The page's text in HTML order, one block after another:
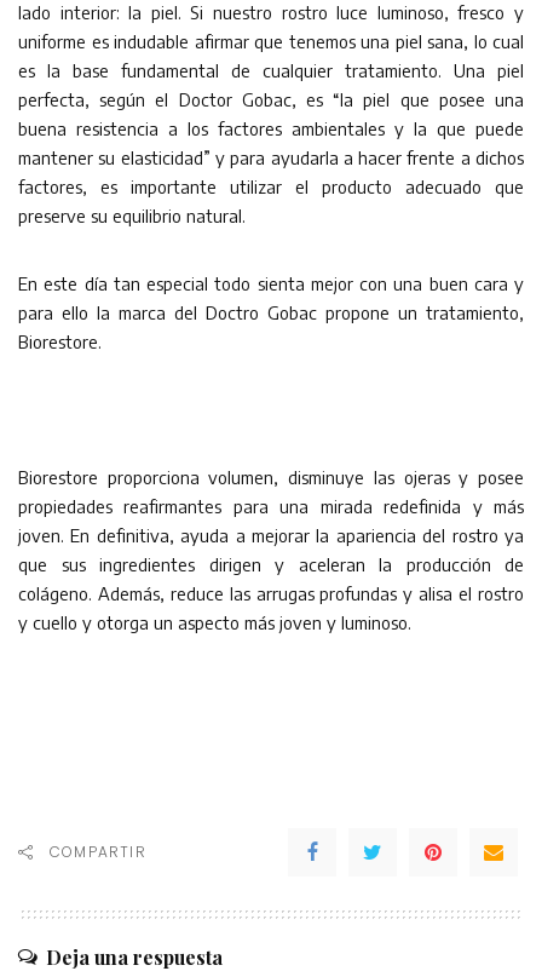
lado interior: la piel. Si nuestro rostro luce luminoso, fresco y
uniforme es indudable afirmar que tenemos una piel sana, lo cual
es la base fundamental de cualquier tratamiento. Una piel
perfecta, según el Doctor Gobac, es “la piel que posee una
buena resistencia a los factores ambientales y la que puede
mantener su elasticidad” y para ayudarla a hacer frente a dichos
factores, es importante utilizar el producto adecuado que
preserve su equilibrio natural.
En este día tan especial todo sienta mejor con una buen cara y
para ello la marca del Doctro Gobac propone un tratamiento,
Biorestore.
Biorestore proporciona volumen, disminuye las ojeras y posee
propiedades reafirmantes para una mirada redefinida y más
joven. En definitiva, ayuda a mejorar la apariencia del rostro ya
que sus ingredientes dirigen y aceleran la producción de
colágeno. Además, reduce las arrugas profundas y alisa el rostro
y cuello y otorga un aspecto más joven y luminoso.
COMPARTIR
Deja una respuesta